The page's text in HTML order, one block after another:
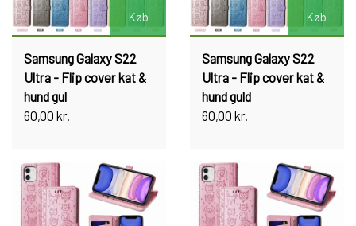
Køb
Samsung Galaxy S22
Ultra - Flip cover kat &
hund gul
60,00 kr.
Køb
Samsung Galaxy S22
Ultra - Flip cover kat &
hund guld
60,00 kr.